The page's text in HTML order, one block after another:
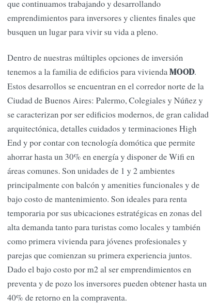
que continuamos trabajando y desarrollando
emprendimientos para inversores y clientes finales que
busquen un lugar para vivir su vida a pleno.
Dentro de nuestras múltiples opciones de inversión
tenemos a la familia de edificios para viviendaMOOD.
Estos desarrollos se encuentran en el corredor norte de la
Ciudad de Buenos Aires: Palermo, Colegiales y Núñez y
se caracterizan por ser edificios modernos, de gran calidad
arquitectónica, detalles cuidados y terminaciones High
End y por contar con tecnología domótica que permite
ahorrar hasta un 30% en energía y disponer de Wifi en
áreas comunes. Son unidades de 1 y 2 ambientes
principalmente con balcón y amenities funcionales y de
bajo costo de mantenimiento. Son ideales para renta
temporaria por sus ubicaciones estratégicas en zonas del
alta demanda tanto para turistas como locales y también
como primera vivienda para jóvenes profesionales y
parejas que comienzan su primera experiencia juntos.
Dado el bajo costo por m2 al ser emprendimientos en
preventa y de pozo los inversores pueden obtener hasta un
40% de retorno en la compraventa.